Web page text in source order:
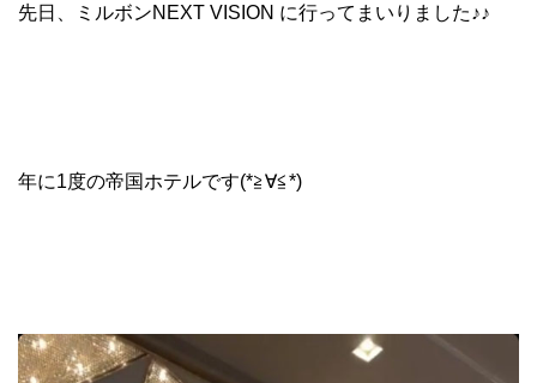
先日、ミルボンNEXT VISION に行ってまいりました♪♪
年に1度の帝国ホテルです(*≧∀≦*)